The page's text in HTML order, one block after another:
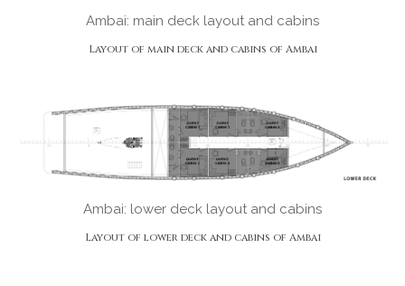
Ambai: main deck layout and cabins
Layout of main deck and cabins of Ambai
Ambai: lower deck layout and cabins
Layout of lower deck and cabins of Ambai